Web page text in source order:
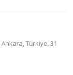
Türkiye, 31